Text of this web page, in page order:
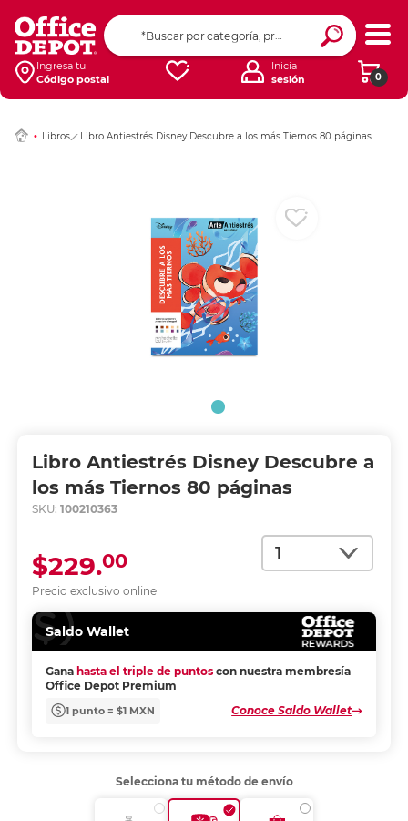
Ingresa tu
Código postal
0
Inicia
sesión
Libros Libro Antiestrés Disney Descubre a los más Tiernos 80 páginas
Libro Antiestrés Disney Descubre a
los más Tiernos 80 páginas
SKU: 100210363
Cantidad
Precio exclusivo online
$229.00
Saldo Wallet
Gana hasta el triple de puntos con nuestra membresía
Office Depot Premium
1 punto = $1 MXN Conoce Saldo Wallet
Ingresar Codigo
Selecciona tu método de envío